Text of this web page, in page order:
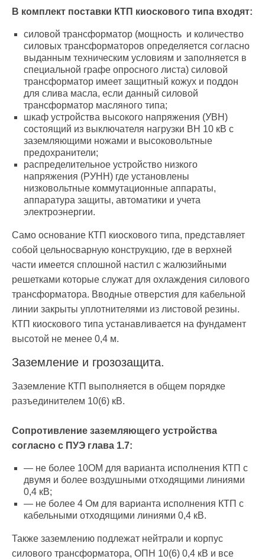
В комплект поставки КТП киоскового типа входят:
силовой трансформатор (мощность и количество
силовых трансформаторов определяется согласно
выданным техническим условиям и заполняется в
специальной графе опросного листа) силовой
трансформатор имеет защитный кожух и поддон
для слива масла, если данный силовой
трансформатор масляного типа;
шкаф устройства высокого напряжения (УВН)
состоящий из выключателя нагрузки ВН 10 кВ с
заземляющими ножами и высоковольтные
предохранители;
распределительное устройство низкого
напряжения (РУНН) где установлены
низковольтные коммутационные аппараты,
аппаратура защиты, автоматики и учета
электроэнергии.
Само основание КТП киоскового типа, представляет
собой цельносварную конструкцию, где в верхней
части имеется сплошной настил с жалюзийными
решетками которые служат для охлаждения силового
трансформатора. Вводные отверстия для кабельной
линии закрыты уплотнителями из листовой резины.
КТП киоскового типа устанавливается на фундамент
высотой не менее 0,4 м.
Заземление и грозозащита.
Заземление КТП выполняется в общем порядке
разъединителем 10(6) кВ.
Сопротивление заземляющего устройства
согласно с ПУЭ глава 1.7:
— не более 10ОМ для варианта исполнения КТП с
двумя и более воздушными отходящими линиями
0,4 кВ;
— не более 4 Ом для варианта исполнения КТП с
кабельными отходящими линиями 0,4 кВ.
Также заземлению подлежат нейтрали и корпус
силового трансформатора, ОПН 10(6) 0,4 кВ и все